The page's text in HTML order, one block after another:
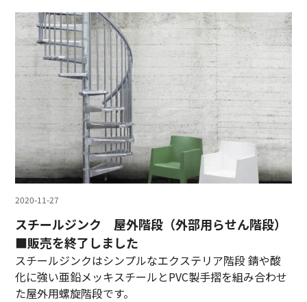
2020-11-27
スチールジンク 屋外階段（外部用らせん階段）
■販売を終了しました
スチールジンクはシンプルなエクステリア階段 錆や酸
化に強い亜鉛メッキスチールとPVC製手摺を組み合わせ
た屋外用螺旋階段です。